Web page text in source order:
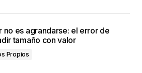
no es agrandarse: el error de
tamaño con valor
Propios